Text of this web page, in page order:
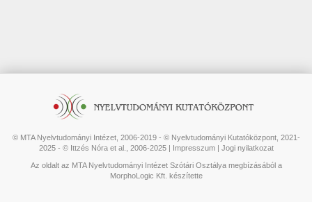
© MTA Nyelvtudományi Intézet, 2006-2019 - © Nyelvtudományi Kutatóközpont, 2021-
2025 - © Ittzés Nóra et al., 2006-2025 | Impresszum| Jogi nyilatkozat
Az oldalt az MTA Nyelvtudományi Intézet Szótári Osztálya megbízásából a
MorphoLogic Kft. készítette